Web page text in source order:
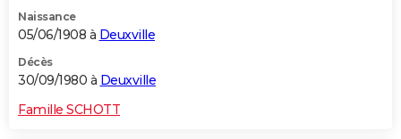
Naissance
05/06/1908 à Deuxville
Décès
30/09/1980 à Deuxville
Famille SCHOTT